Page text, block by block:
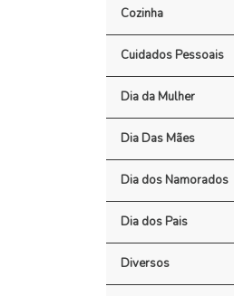
Cozinha
Cuidados Pessoais
Dia da Mulher
Dia Das Mães
Dia dos Namorados
Dia dos Pais
Diversos